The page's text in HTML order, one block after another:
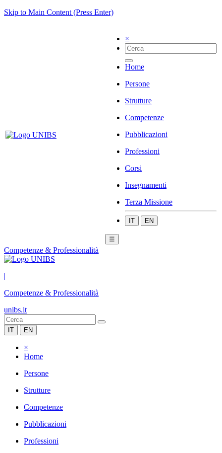
Skip to Main Content (Press Enter)
×
Home
Persone
Strutture
Competenze
Pubblicazioni
Professioni
Corsi
Insegnamenti
Terza Missione
IT EN
☰
Competenze & Professionalità
|
Competenze & Professionalità
unibs.it
IT EN
×
Home
Persone
Strutture
Competenze
Pubblicazioni
Professioni